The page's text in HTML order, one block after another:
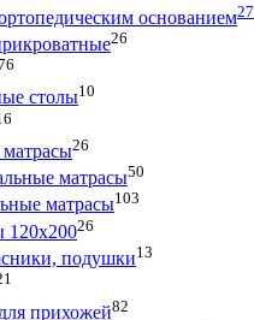
основанием27
26
столы10
матрасы26
матрасы50
матрасы103
120х20026
подушки13
прихожей82